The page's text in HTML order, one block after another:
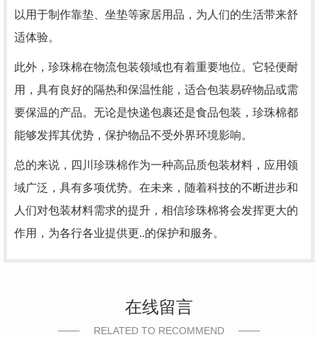
以用于制作靠垫、坐垫等家居用品，为人们的生活带来舒
适体验。
此外，珍珠棉在物流包装领域也有着重要地位。它轻便耐
用，具有良好的隔热和保温性能，适合包装易碎物品或需
要保温的产品。无论是快递包裹还是食品包装，珍珠棉都
能够发挥其优势，保护物品不受外界环境影响。
总的来说，四川珍珠棉作为一种高品质包装材料，应用领
域广泛，具有多项优势。在未来，随着科技的不断进步和
人们对包装材料需求的提升，相信珍珠棉将会发挥更大的
作用，为各行各业提供更..的保护和服务。
在线留言
RELATED TO RECOMMEND